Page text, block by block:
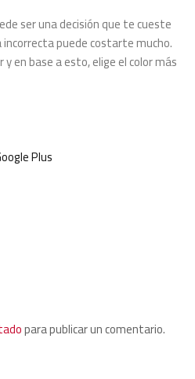
ser una decisión que te cueste
puede costarte mucho.
en base a esto, elige el color más
Plus
para publicar un comentario.